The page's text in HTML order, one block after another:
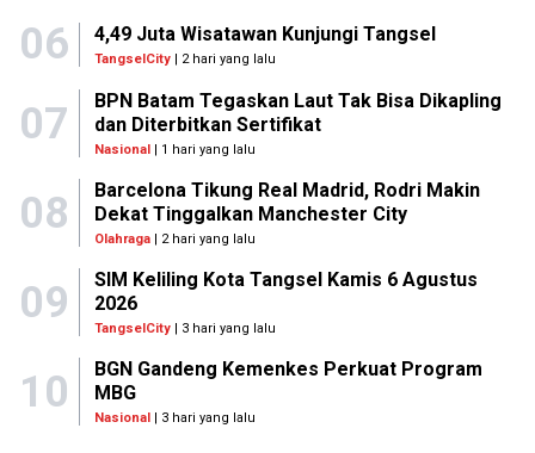
06 4,49 Juta Wisatawan Kunjungi Tangsel
TangselCity | 2 hari yang lalu
07
BPN Batam Tegaskan Laut Tak Bisa Dikapling
dan Diterbitkan Sertifikat
Nasional| 1 hari yang lalu
08
Barcelona Tikung Real Madrid, Rodri Makin
Dekat Tinggalkan Manchester City
Olahraga| 2 hari yang lalu
09
SIM Keliling Kota Tangsel Kamis 6 Agustus
2026
TangselCity| 3 hari yang lalu
10
BGN Gandeng Kemenkes Perkuat Program
MBG
Nasional| 3 hari yang lalu